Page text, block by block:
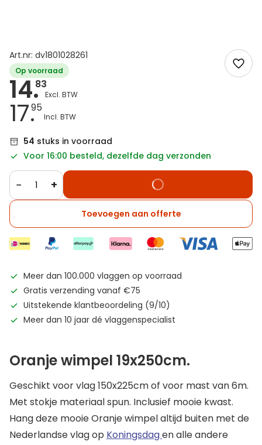
Art.nr: dv1801028261
Op voorraad
14.83
17.95
54 stuks in voorraad
Voor 16:00 besteld, dezelfde dag verzonden
− +
Toevoegen aan offerte
Meer dan 100.000 vlaggen op voorraad
Gratis verzending vanaf €75
Uitstekende klantbeoordeling (9/10)
Meer dan 10 jaar dé vlaggenspecialist
Oranje wimpel 19x250cm.
Geschikt voor vlag 150x225cm of voor mast van 6m.
Met stokje materiaal spun. Inclusief mooie kwast.
Hang deze mooie Oranje wimpel altijd buiten met de
Nederlandse vlag op Koningsdagen alle andere